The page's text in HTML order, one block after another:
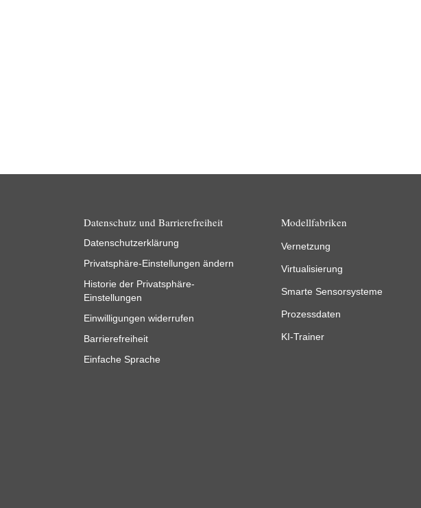
Datenschutz und Barrierefreiheit
Datenschutzerklärung
Privatsphäre-Einstellungen ändern
Historie der Privatsphäre-
Einstellungen
Einwilligungen widerrufen
Barrierefreiheit
Einfache Sprache
Modellfabriken
Vernetzung
Virtualisierung
Smarte Sensorsysteme
Prozessdaten
KI-Trainer